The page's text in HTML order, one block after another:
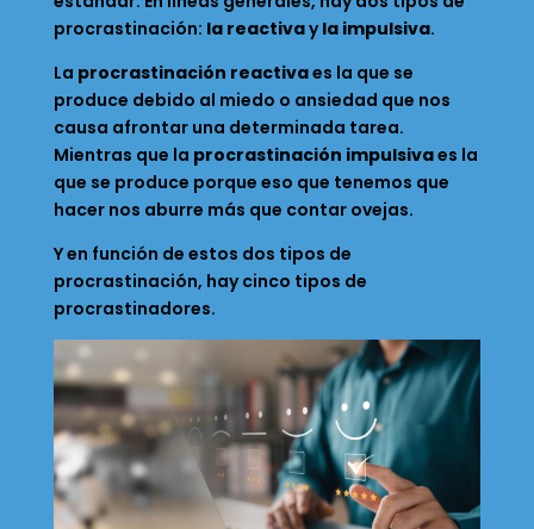
procrastinación: la reactivayla impulsiva.
La procrastinación reactivaes la que se
produce debido al miedo o ansiedad que nos
causa afrontar una determinada tarea.
Mientras que la procrastinación impulsivaes la
que se produce porque eso que tenemos que
hacer nos aburre más que contar ovejas.
Y en función de estos dos tipos de
procrastinación, hay cinco tipos de
procrastinadores.